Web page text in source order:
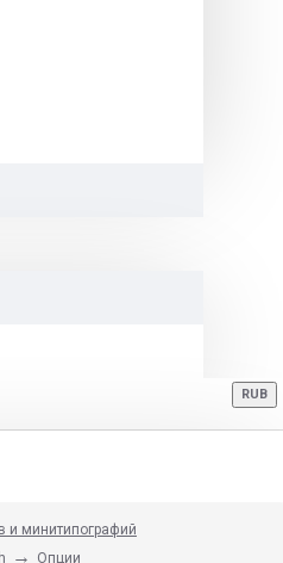
RUB
и минитипографий
Опции